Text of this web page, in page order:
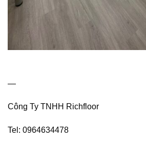
—
Công Ty TNHH Richfloor
Tel: 0964634478